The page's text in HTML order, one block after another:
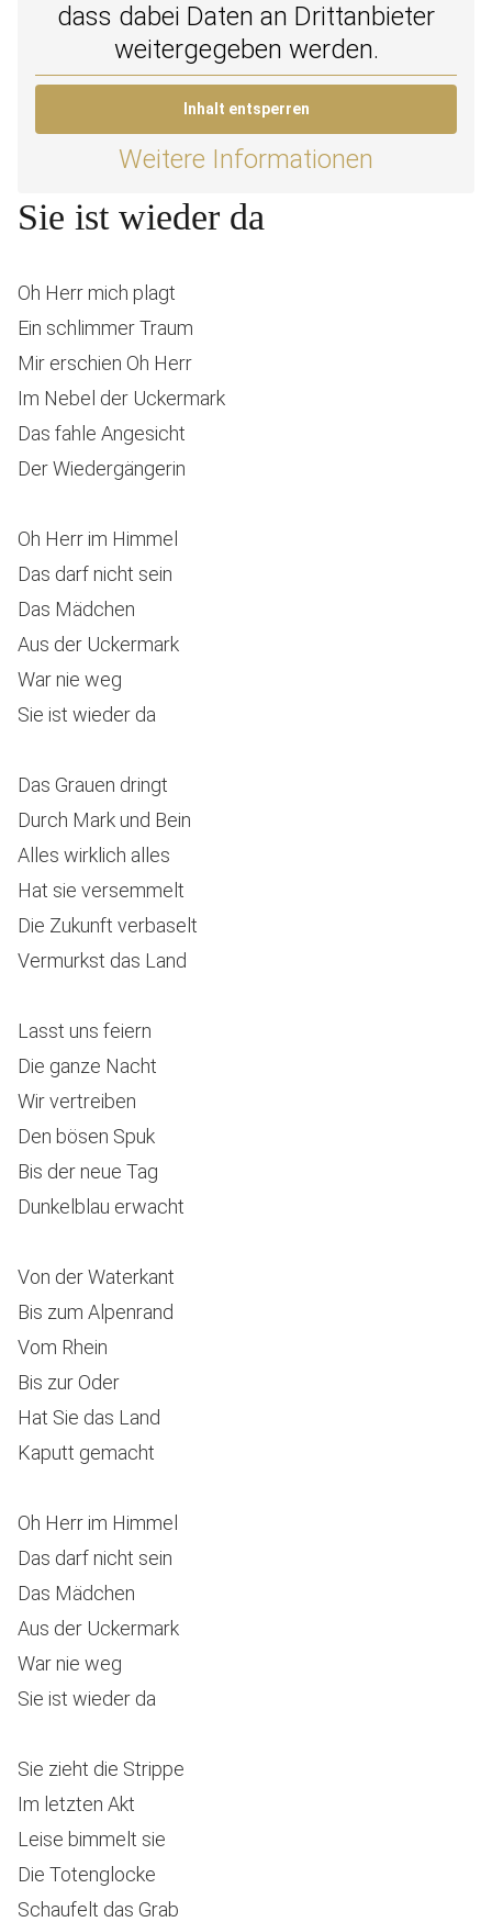
dass dabei Daten an Drittanbieter
weitergegeben werden.
Inhalt entsperren
Weitere Informationen
Sie ist wieder da
Oh Herr mich plagt
Ein schlimmer Traum
Mir erschien Oh Herr
Im Nebel der Uckermark
Das fahle Angesicht
Der Wiedergängerin
Oh Herr im Himmel
Das darf nicht sein
Das Mädchen
Aus der Uckermark
War nie weg
Sie ist wieder da
Das Grauen dringt
Durch Mark und Bein
Alles wirklich alles
Hat sie versemmelt
Die Zukunft verbaselt
Vermurkst das Land
Lasst uns feiern
Die ganze Nacht
Wir vertreiben
Den bösen Spuk
Bis der neue Tag
Dunkelblau erwacht
Von der Waterkant
Bis zum Alpenrand
Vom Rhein
Bis zur Oder
Hat Sie das Land
Kaputt gemacht
Oh Herr im Himmel
Das darf nicht sein
Das Mädchen
Aus der Uckermark
War nie weg
Sie ist wieder da
Sie zieht die Strippe
Im letzten Akt
Leise bimmelt sie
Die Totenglocke
Schaufelt das Grab